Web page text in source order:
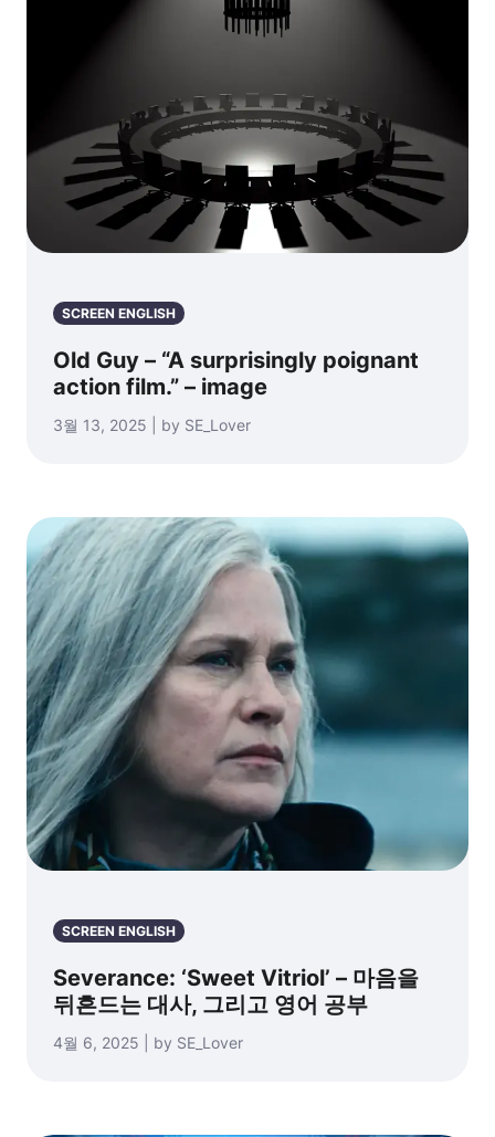
누가 제일 아름답
SCREEN ENGLISH
Old Guy – “A surprisingly poignant
action film.” – image
3월 13, 2025 | by SE_Lover
SCREEN ENGLISH
Severance: ‘Sweet Vitriol’ – 마음을
뒤흔드는 대사, 그리고 영어 공부
4월 6, 2025 | by SE_Lover